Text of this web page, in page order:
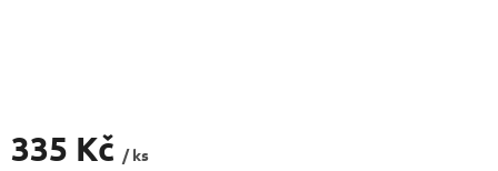
335 Kč / ks